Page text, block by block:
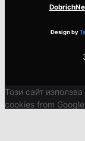
Design by
Този сайт
cookies from